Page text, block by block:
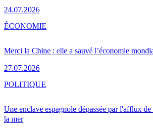
24.07.2026
Merci la Chine : elle a sauvé l’économie
27.07.2026
ÉCONOMIE
Une enclave espagnole dépassée par l'afflux
la mer
POLITIQUE